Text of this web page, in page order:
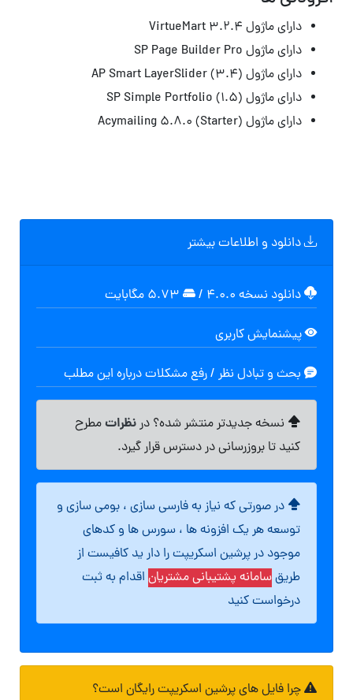
دارای ماژول VirtueMart 3.2.4
دارای ماژول SP Page Builder Pro
دارای ماژول AP Smart LayerSlider (3.4)
دارای ماژول SP Simple Portfolio (1.5)
دارای ماژول Acymailing 5.8.0 (Starter)
دانلود و اطلاعات بیشتر
دانلود نسخه ۴.۰.۰ /
پیشنمایش کاربری
بحث و تبادل نظر / رفع مشکلات درباره این مطلب
نسخه جدیدتر منتشر شده؟ درنظراتمطرح
کنید تا بروزرسانی در دسترس قرار گیرد.
در صورتی که نیاز به فارسی سازی ، بومی سازی و
توسعه هر یک افزونه ها ، سورس ها و کدهای
موجود در پرشین اسکریپت را دار ید کافیست از
طریقسامانه پشتیبانی مشتریان اقدام به ثبت
درخواست کنید
چرا فایل های پرشین اسکریپت رایگان است؟